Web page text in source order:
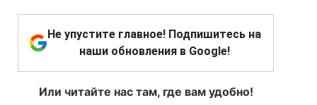
Не упустите главное! Подпишитесь на
наши обновления в Google!
Или читайте нас там, где вам удобно!